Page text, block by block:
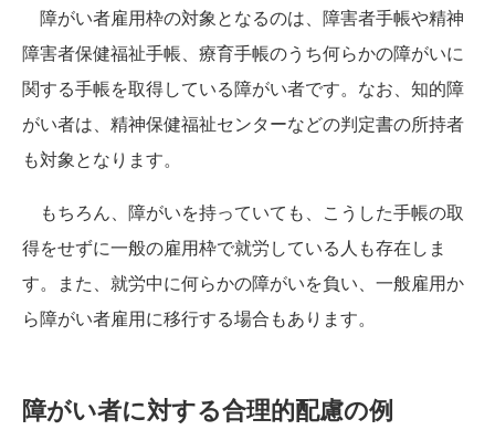
障がい者雇用枠の対象となるのは、障害者手帳や精神
障害者保健福祉手帳、療育手帳のうち何らかの障がいに
関する手帳を取得している障がい者です。なお、知的障
がい者は、精神保健福祉センターなどの判定書の所持者
も対象となります。
もちろん、障がいを持っていても、こうした手帳の取
得をせずに一般の雇用枠で就労している人も存在しま
す。また、就労中に何らかの障がいを負い、一般雇用か
ら障がい者雇用に移行する場合もあります。
障がい者に対する合理的配慮の例